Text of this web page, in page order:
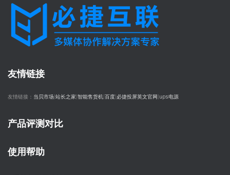
友情链接
友情链接： 当贝市场 站长之家 智能售货机 百度 必捷投屏英文官网 ups电源
产品评测对比
使用帮助